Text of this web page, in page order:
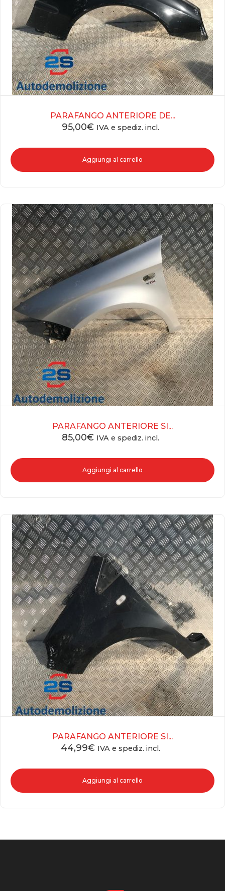
PARAFANGO ANTERIORE DE...
95,00€ IVA e spediz. incl.
Aggiungi al carrello
PARAFANGO ANTERIORE SI...
85,00€ IVA e spediz. incl.
Aggiungi al carrello
PARAFANGO ANTERIORE SI...
44,99€ IVA e spediz. incl.
Aggiungi al carrello